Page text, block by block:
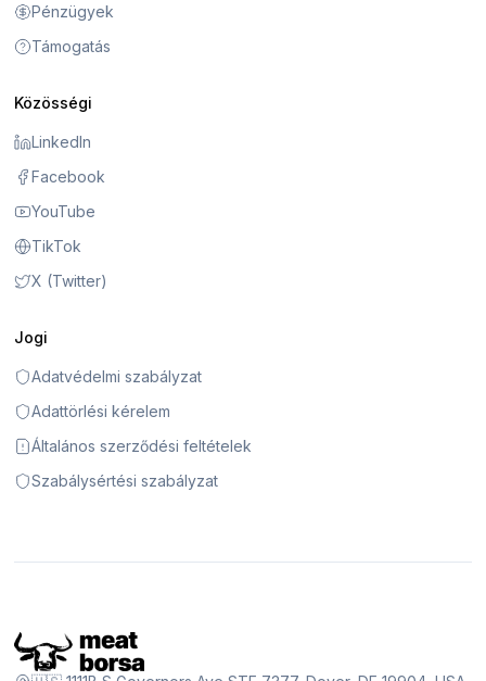
Pénzügyek
Támogatás
Közösségi
LinkedIn
Facebook
YouTube
TikTok
X (Twitter)
Jogi
Adatvédelmi szabályzat
Adattörlési kérelem
Általános szerződési feltételek
Szabálysértési szabályzat